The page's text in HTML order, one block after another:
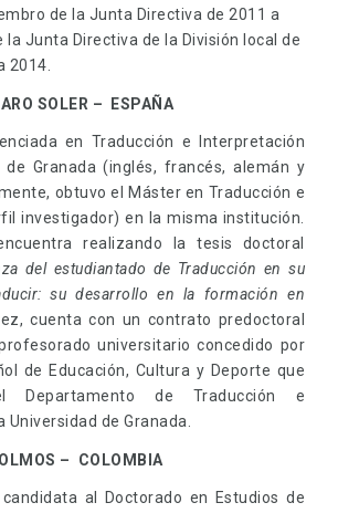
de la Junta Directiva de 2011 a
la Junta Directiva de la División local de
2014.
SOLER – ESPAÑA
en Traducción e Interpretación
de Granada (inglés, francés, alemán y
obtuvo el Máster en Traducción e
investigador) en la misma institución.
realizando la tesis doctoral
del estudiantado de Traducción en su
su desarrollo en la formación en
cuenta con un contrato predoctoral
universitario concedido por
de Educación, Cultura y Deporte que
Departamento de Traducción e
Universidad de Granada.
– COLOMBIA
al Doctorado en Estudios de